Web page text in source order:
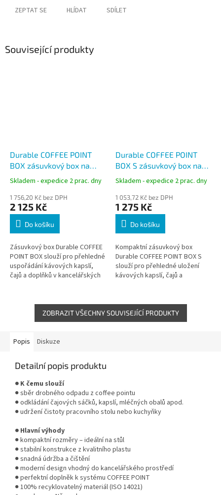
ZEPTAT SE HLÍDAT SDÍLET
Související produkty
Durable COFFEE POINT
BOX zásuvkový box na
kávu a čaj, antracitový,
Skladem - expedice 2 prac. dny
1 756,20 Kč bez DPH
2 125 Kč
Do košíku
Zásuvkový box Durable COFFEE
POINT BOX slouží pro přehledné
uspořádání kávových kapslí,
čajů a doplňků v kancelářských
Durable COFFEE POINT
BOX S zásuvkový box na
kávu a čaj, antracitový,
Skladem - expedice 2 prac. dny
1 053,72 Kč bez DPH
1 275 Kč
Do košíku
Kompaktní zásuvkový box
Durable COFFEE POINT BOX S
slouží pro přehledné uložení
kávových kapslí, čajů a
umístění přímo pod...
ZOBRAZIT VŠECHNY SOUVISEJÍCÍ PRODUKTY
Popis Diskuze
Detailní popis produktu
● K čemu slouží
● sběr drobného odpadu z coffee pointu
● odkládání čajových sáčků, kapslí, mléčných obalů apod.
● udržení čistoty pracovního stolu nebo kuchyňky
● Hlavní výhody
● kompaktní rozměry – ideální na stůl
● stabilní konstrukce z kvalitního plastu
● snadná údržba a čištění
● moderní design vhodný do kancelářského prostředí
● perfektní doplněk k systému COFFEE POINT
● 100% recyklovatelný materiál (ISO 14021)